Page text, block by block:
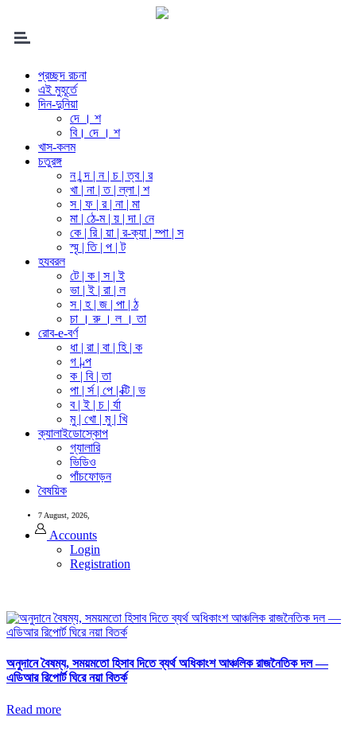
প্রচ্ছদ রচনা
এই মুহূর্তে
দিন-দুনিয়া
দে । শ
বি। দে । শ
খাস-কলম
চতুরঙ্গ
ন | ন্দ | ন | চ | ত্ব | র
খা | না | ত | ল্লা | শ
স | ফ | র | না | মা
মা | ঠে-ম | য় | দা | নে
কে | রি | য়া | র-ক্যা | ম্পা | স
স্মৃ | তি | প | ট
হযবরল
টে | ক | স | ই
ভা | ই | রা | ল
স | হ | জ | পা | ঠ
চা । রু । ল । তা
রোব-e-বর্ণ
ধা | রা | বা | হি | ক
গ | ল্প
ক | বি | তা
পা | র্স | পে | ক্টি | ভ
ব | ই | চ | র্যা
মু | খো | মু | খি
ক্যালাইডোস্কোপ
গ্যালারি
ভিডিও
পাঁচফোড়ন
বৈষয়িক
7 August, 2026,
Accounts
Login
Registration
অনুদানে বৈষম্য, সময়মতো হিসাব দিতে ব্যর্থ অধিকাংশ আঞ্চলিক রাজনৈতিক দল —
এডিআর রিপোর্ট ঘিরে নয়া বিতর্ক
Read more